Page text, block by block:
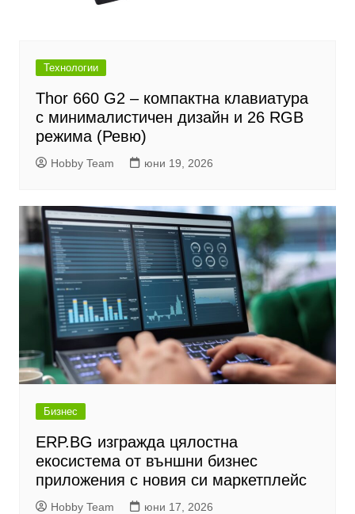
Технологии
Thor 660 G2 – компактна клавиатура
с минималистичен дизайн и 26 RGB
режима (Ревю)
Hobby Team юни 19, 2026
Бизнес
ERP.BG изгражда цялостна
екосистема от външни бизнес
приложения с новия си маркетплейс
Hobby Team юни 17, 2026